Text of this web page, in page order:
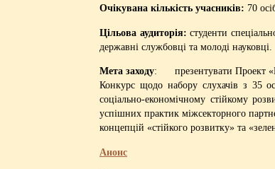
Очікувана кількість учасників: 70
Цільова аудиторія:студенти
державні службовці та молоді науковці.
Мета заходу: презентувати Проект
Конкурс щодо набору слухачів з 35
соціально-економічному стійкому
успішних практик міжсекторного
концепцій «стійкого розвитку» та
Анонс